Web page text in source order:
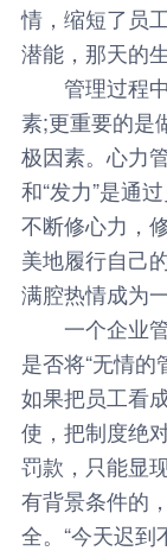
情，缩短了员
潜能，那天的
管理过程中
素;更重要的是
极因素。心力
和“发力”是通
不断修心力，
美地履行自己
满腔热情成为
一个企业管
是否将“无情的
如果把员工看
使，把制度绝
罚款，只能显
有背景条件的
全。“今天迟到